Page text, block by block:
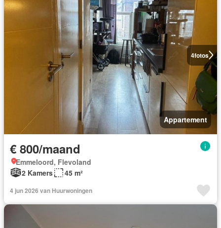
4fotos
Appartement
€ 800/maand
Emmeloord, Flevoland
2 Kamers
45 m²
4 jun 2026 van Huurwoningen